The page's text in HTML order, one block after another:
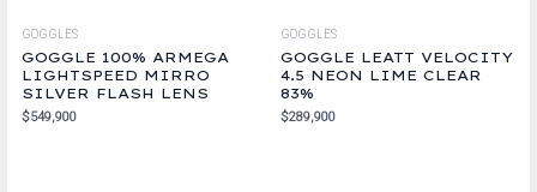
GOGGLES
GOGGLE 100% ARMEGA
LIGHTSPEED MIRRO
SILVER FLASH LENS
$549,900
GOGGLES
GOGGLE LEATT VELOCITY
4.5 NEON LIME CLEAR
83%
$289,900